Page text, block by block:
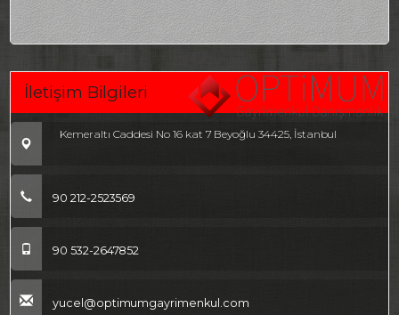
İletişim Bilgileri
Kemeraltı Caddesi No 16 kat 7 Beyoğlu 34425, İstanbul
90 212-2523569
90 532-2647852
yucel@optimumgayrimenkul.com